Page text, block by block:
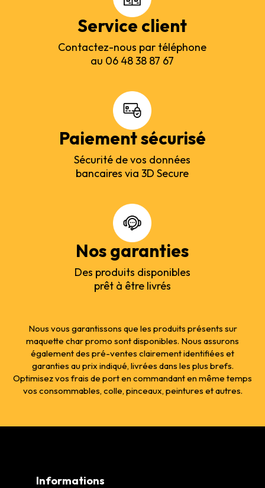
Service client
Contactez-nous par téléphone
au 06 48 38 87 67
Paiement sécurisé
Sécurité de vos données
bancaires via 3D Secure
Nos garanties
Des produits disponibles
prêt à être livrés
Nous vous garantissons que les produits présents sur
maquette char promo sont disponibles. Nous assurons
également des pré-ventes clairement identifiées et
garanties au prix indiqué, livrées dans les plus brefs.
Optimisez vos frais de port en commandant en même temps
vos consommables, colle, pinceaux, peintures et autres.
Informations